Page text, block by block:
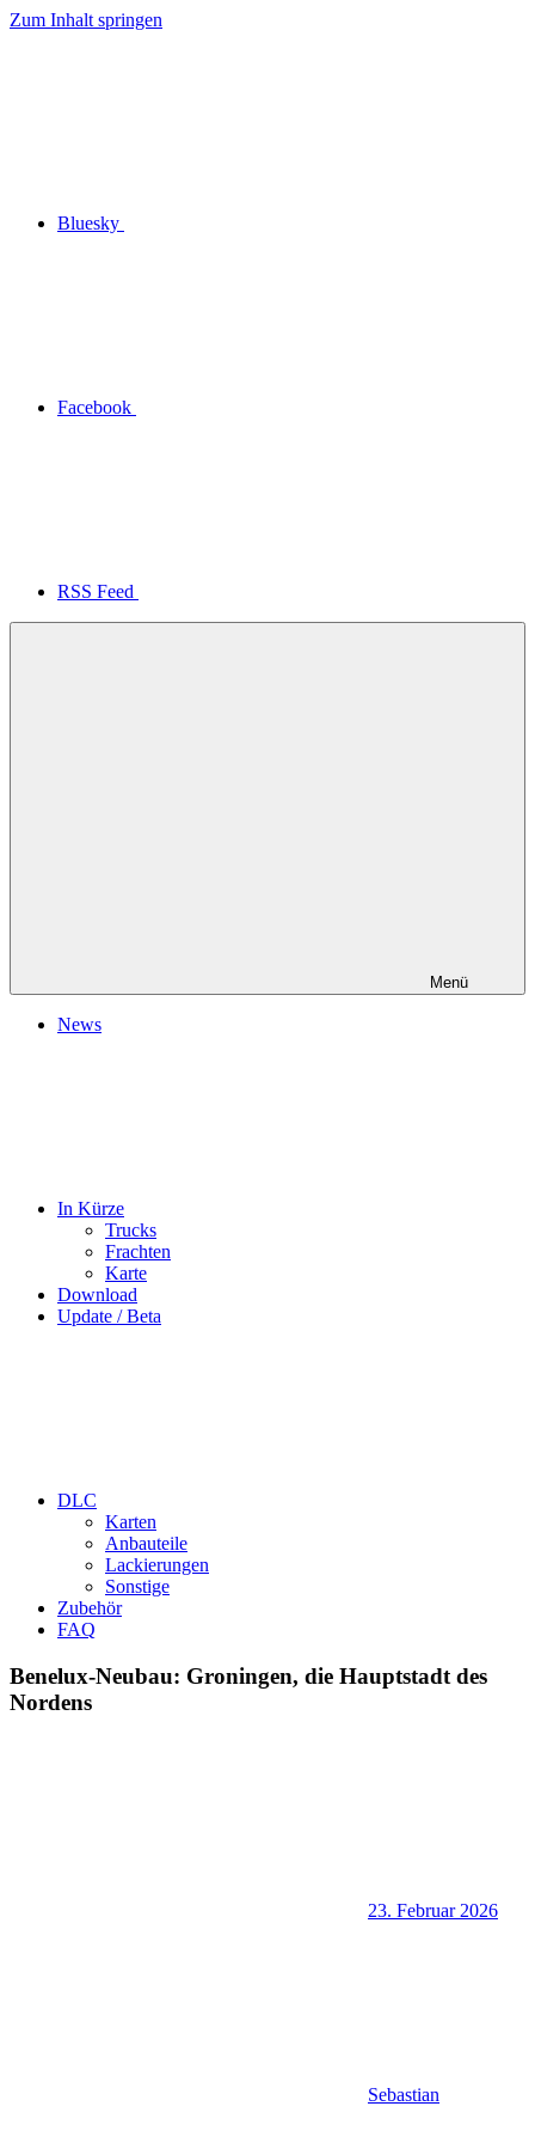
Zum Inhalt springen
Bluesky
Facebook
RSS Feed
Menü
News
In Kürze
Trucks
Frachten
Karte
Download
Update / Beta
DLC
Karten
Anbauteile
Lackierungen
Sonstige
Zubehör
FAQ
Benelux-Neubau: Groningen, die Hauptstadt des
Nordens
23. Februar 2026
Sebastian